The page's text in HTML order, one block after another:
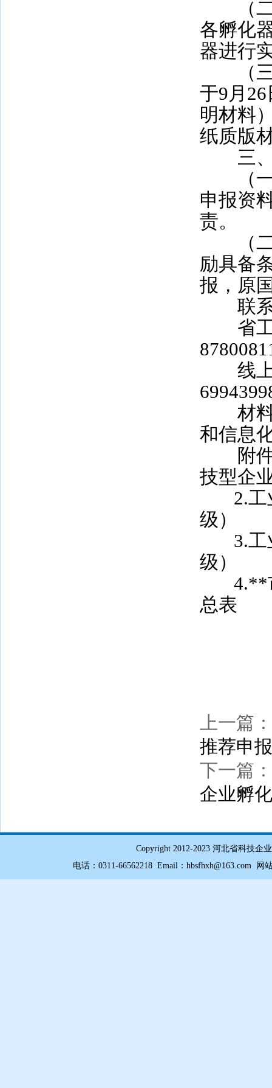
（二
各孵化
器进行
（三
于9月
明材料
纸质版
三、
（一
申报资
责。
（二
励具备
报，原
联系
省工
线上
材料
和信息
附
技型企
2.
级）
3.
级）
4.**
总表
上一篇：
推荐申
下一篇：
企业孵
Copyright 2012-2023 河北省科技企
电话：0311-66562218 Email：hbsfhxh@163.com 网